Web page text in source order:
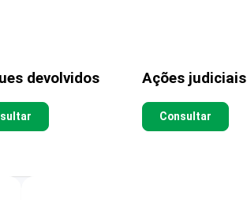
devolvidos Ações judiciais
Consultar